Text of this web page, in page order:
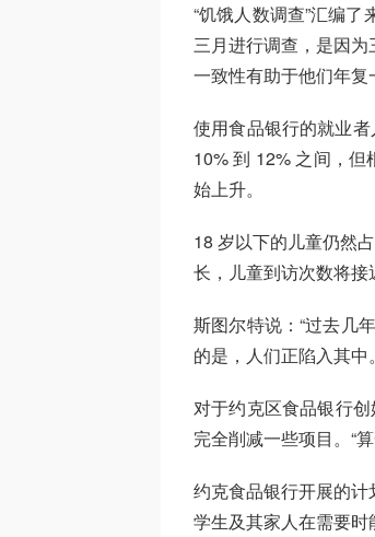
“饥饿人数调查”汇编
三月进行调查，是因为
一致性有助于他们年复
使用食品银行的就业
10% 到 12% 之间，
始上升。
18 岁以下的儿童仍然
长，儿童到访次数将接
斯图尔特说：“过去几
的是，人们正陷入其中
对于约克区食品银行
完全削减一些项目。“
约克食品银行开展的
学生及其家人在需要时